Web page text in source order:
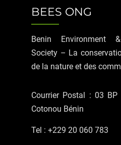
BEES ONG
Benin Environment
Society – La
de la nature et des
Courrier Postal : 03 BP
Cotonou Bénin
Tel : +229 20 060 783